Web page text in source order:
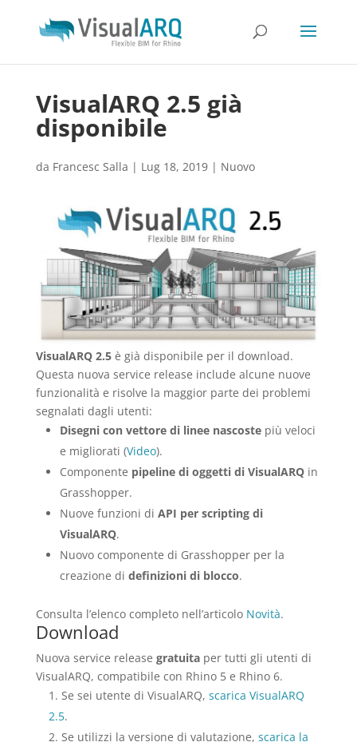
VisualARQ 2.5 già
disponibile
da Francesc Salla | Lug 18, 2019| Nuovo
VisualARQ 2.5è già disponibile per il download.
Questa nuova service release include alcune nuove
funzionalità e risolve la maggior parte dei problemi
segnalati dagli utenti:
Disegni con vettore di linee nascostepiù veloci
e migliorati (Video).
Componente pipeline di oggetti di VisualARQin
Grasshopper.
Nuove funzioni di API per scripting di
VisualARQ.
Nuovo componente di Grasshopper per la
creazione di definizioni di blocco.
Consulta l’elenco completo nell’articolo Novità.
Download
Nuova service release gratuitaper tutti gli utenti di
VisualARQ, compatibile con Rhino 5 e Rhino 6.
Se sei utente di VisualARQ, scarica VisualARQ
2.5.
Se utilizzi la versione di valutazione, scarica la